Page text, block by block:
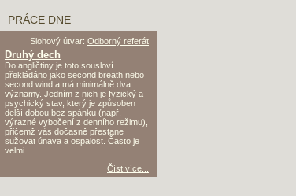
PRÁCE DNE
Slohový útvar: Odborný referát
Druhý dech
Do angličtiny je toto sousloví
překládáno jako second breath nebo
second wind a má minimálně dva
významy. Jedním z nich je fyzický a
psychický stav, který je způsoben
delší dobou bez spánku (např.
výrazné vybočení z denního režimu),
přičemž vás dočasně přestane
sužovat únava a ospalost. Často je
velmi...
Číst více...